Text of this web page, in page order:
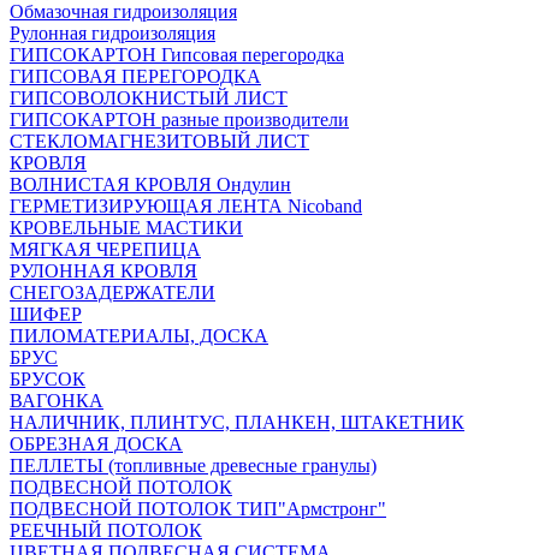
Обмазочная гидроизоляция
Рулонная гидроизоляция
ГИПСОКАРТОН Гипсовая перегородка
ГИПСОВАЯ ПЕРЕГОРОДКА
ГИПСОВОЛОКНИСТЫЙ ЛИСТ
ГИПСОКАРТОН разные производители
СТЕКЛОМАГНЕЗИТОВЫЙ ЛИСТ
КРОВЛЯ
ВОЛНИСТАЯ КРОВЛЯ Ондулин
ГЕРМЕТИЗИРУЮЩАЯ ЛЕНТА Nicoband
КРОВЕЛЬНЫЕ МАСТИКИ
МЯГКАЯ ЧЕРЕПИЦА
РУЛОННАЯ КРОВЛЯ
СНЕГОЗАДЕРЖАТЕЛИ
ШИФЕР
ПИЛОМАТЕРИАЛЫ, ДОСКА
БРУС
БРУСОК
ВАГОНКА
НАЛИЧНИК, ПЛИНТУС, ПЛАНКЕН, ШТАКЕТНИК
ОБРЕЗНАЯ ДОСКА
ПЕЛЛЕТЫ (топливные древесные гранулы)
ПОДВЕСНОЙ ПОТОЛОК
ПОДВЕСНОЙ ПОТОЛОК ТИП"Армстронг"
РЕЕЧНЫЙ ПОТОЛОК